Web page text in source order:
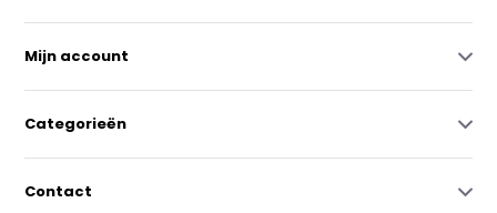
Mijn account
Categorieën
Contact